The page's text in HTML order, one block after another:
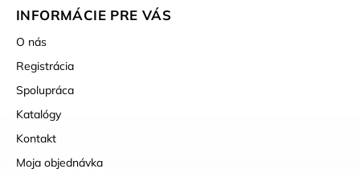
INFORMÁCIE PRE VÁS
O nás
Registrácia
Spolupráca
Katalógy
Kontakt
Moja objednávka